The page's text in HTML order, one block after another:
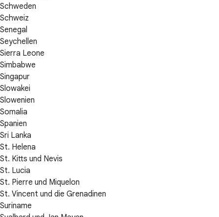
Schweden
Schweiz
Senegal
Seychellen
Sierra Leone
Simbabwe
Singapur
Slowakei
Slowenien
Somalia
Spanien
Sri Lanka
St. Helena
St. Kitts und Nevis
St. Lucia
St. Pierre und Miquelon
St. Vincent und die Grenadinen
Suriname